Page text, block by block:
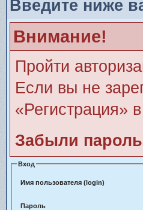
Введите ниже
Внимание!
Пройти
Если вы не
«Регистрация»
Забыли
Вход
Имя пользователя (login)
Пароль